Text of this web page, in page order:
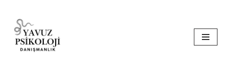
İçeriğe
geç